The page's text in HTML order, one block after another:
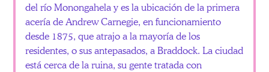
del río Monongahela y es la ubicación de la primera
acería de Andrew Carnegie, en funcionamiento
desde 1875, que atrajo a la mayoría de los
residentes, o sus antepasados, a Braddock. La ciudad
está cerca de la ruina, su gente tratada con